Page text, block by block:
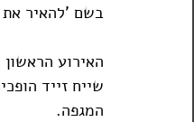
בשם 'להאיר את
שייח זייד
המגפה.